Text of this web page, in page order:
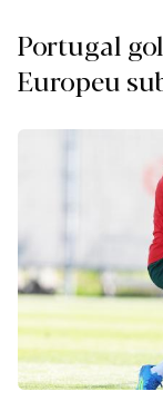
Portugal
Europeu